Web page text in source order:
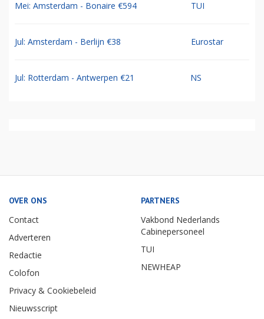
Mei: Amsterdam - Bonaire €594 TUI
Jul: Amsterdam - Berlijn €38 Eurostar
Jul: Rotterdam - Antwerpen €21 NS
OVER ONS
Contact
Adverteren
Redactie
Colofon
Privacy & Cookiebeleid
Nieuwsscript
PARTNERS
Vakbond Nederlands
Cabinepersoneel
TUI
NEWHEAP